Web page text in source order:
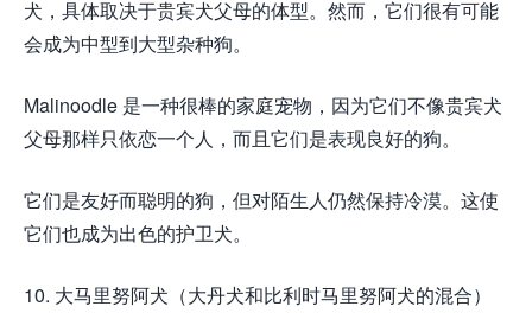
犬，具体取决于贵宾犬父母的体型。然而，它们很有可能
会成为中型到大型杂种狗。
Malinoodle 是一种很棒的家庭宠物，因为它们不像贵宾犬
父母那样只依恋一个人，而且它们是表现良好的狗。
它们是友好而聪明的狗，但对陌生人仍然保持冷漠。这使
它们也成为出色的护卫犬。
10. 大马里努阿犬（大丹犬和比利时马里努阿犬的混合）